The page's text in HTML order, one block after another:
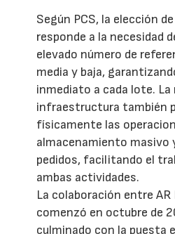
Según PCS, la elección
responde a la necesidad
elevado número de
media y baja,
inmediato a cada lote. La
infraestructura también
físicamente las
almacenamiento masivo
pedidos, facilitando el
ambas actividades.
La colaboración entre AR
comenzó en octubre de
culminado con la puesta